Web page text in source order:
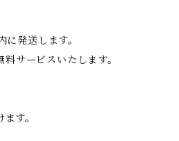
発送します。
サービスいたします。
す。